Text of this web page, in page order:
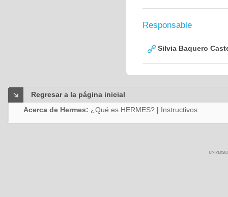
Responsable
Silvia Baquero
Regresar a la página inicial
Acerca de Hermes: ¿Qué es HERMES? | Instructivos